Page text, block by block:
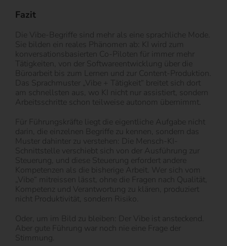
Fazit
Die Vibe-Begriffe sind mehr als eine sprachliche Mode.
Sie bilden ein reales Phänomen ab: KI wird zum
konversationsbasierten Co-Piloten für immer mehr
Tätigkeiten, von der Softwareentwicklung über die
Büroarbeit bis zum Lernen und zur Content-Produktion.
Das Sprachmuster „Vibe + Tätigkeit“ breitet sich dort
am schnellsten aus, wo KI nicht nur assistiert, sondern
Arbeitsschritte schon teilweise autonom übernimmt.
Für Führungskräfte liegt die eigentliche Aufgabe nicht
darin, die einzelnen Begriffe zu kennen, sondern das
Muster dahinter zu verstehen: Die Mensch-KI-
Schnittstelle verschiebt sich von der Ausführung zur
Steuerung, und diese Steuerung erfordert andere
Kompetenzen als die bisherige Arbeit. Wer sich vom
„Vibe“ mitreissen lässt, ohne die Fragen nach Qualität,
Kompetenz und Verantwortung zu klären, produziert
nicht Produktivität, sondern Risiko.
Oder, um im Bild zu bleiben: Der Vibe ist ansteckend.
Aber gute Führung war noch nie eine Frage der
Stimmung.